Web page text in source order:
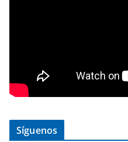
Síguenos